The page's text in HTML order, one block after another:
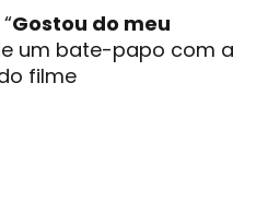
Gostou do meu
um bate-papo com a
filme